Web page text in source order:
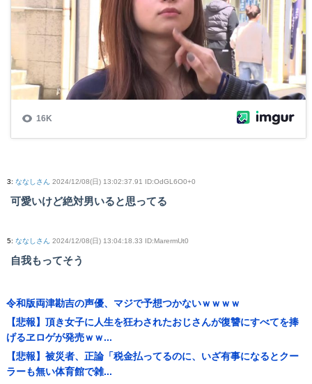
3: ななしさん 2024/12/08(日) 13:02:37.91 ID:OdGL6O0+0
可愛いけど絶対男いると思ってる
5: ななしさん 2024/12/08(日) 13:04:18.33 ID:MarermUt0
自我もってそう
令和版両津勘吉の声優、マジで予想つかないｗｗｗｗ
【悲報】頂き女子に人生を狂わされたおじさんが復讐にすべてを捧
げるヱロゲが発売ｗｗ...
【悲報】被災者、正論「税金払ってるのに、いざ有事になるとクー
ラーも無い体育館で雑...